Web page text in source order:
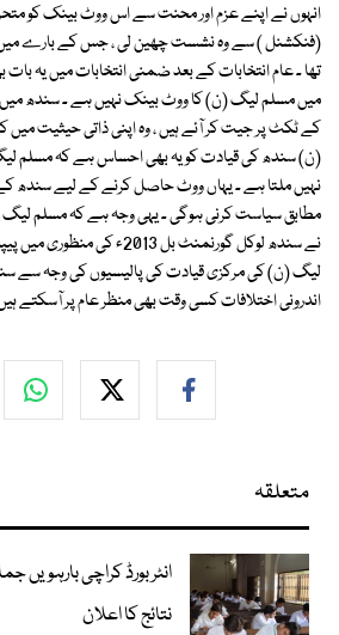
انہوں نے اپنے عزم اور محنت سے اس ووٹ بینک کو
(فنکشنل ) سے وہ نشست چھین لی ، جس کے بارے میں
تھا ۔ عام انتخابات کے بعد ضمنی انتخابات میں یہ
میں مسلم لیگ (ن) کا ووٹ بینک نہیں ہے ۔ سندھ
کے ٹکٹ پر جیت کر آئے ہیں ، وہ اپنی ذاتی حیثیت
(ن) سندھ کی قیادت کو یہ بھی احساس ہے کہ مسلم
نہیں ملتا ہے ۔ یہاں ووٹ حاصل کرنے کے لیے سندھ
مطابق سیاست کرنی ہوگی ۔ یہی وجہ ہے کہ مسلم
نے سندھ لوکل گورنمنٹ بل 2013ء
لیگ (ن) کی مرکزی قیادت کی پالیسیوں کی وجہ سے
اندرونی اختلافات کسی وقت بھی منظر عام پر آسکتے
متعلقہ
انٹر بورڈ کراچی بارہویں
نتائج کا اعلان